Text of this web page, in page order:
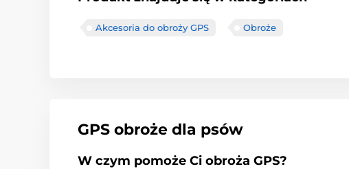
Akcesoria do obroży GPS Obroże
GPS obroże dla psów
W czym pomoże Ci obroża GPS?